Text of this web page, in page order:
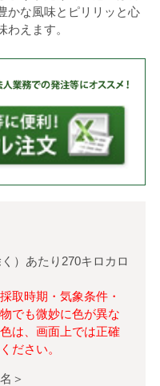
かな風味とピリリッと心
えます。
）あたり270キロカロ
取時期・気象条件・
でも微妙に色が異な
は、画面上では正確
ださい。
＞